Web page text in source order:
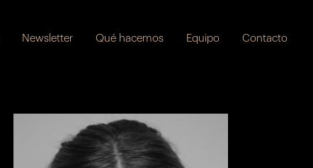
Newsletter Qué hacemos Equipo Contacto